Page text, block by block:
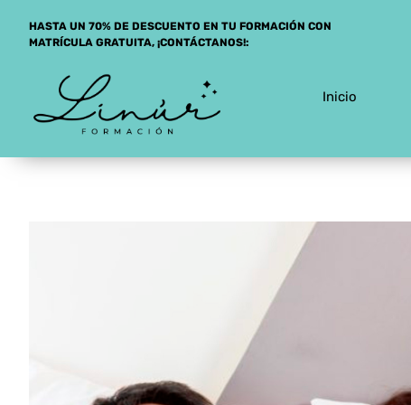
HASTA UN 70% DE DESCUENTO EN TU FORMACIÓN CON
MATRÍCULA GRATUITA, ¡CONTÁCTANOS!:
Inicio